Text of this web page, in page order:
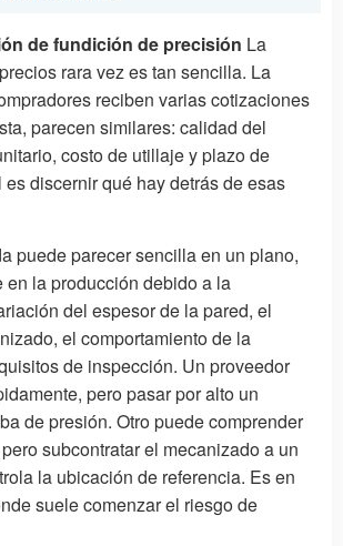
de fundición de precisión La
rara vez es tan sencilla. La
reciben varias cotizaciones
parecen similares: calidad del
costo de utillaje y plazo de
discernir qué hay detrás de esas
puede parecer sencilla en un plano,
en la producción debido a la
del espesor de la pared, el
el comportamiento de la
de inspección. Un proveedor
pero pasar por alto un
de presión. Otro puede comprender
subcontratar el mecanizado a un
la ubicación de referencia. Es en
suele comenzar el riesgo de